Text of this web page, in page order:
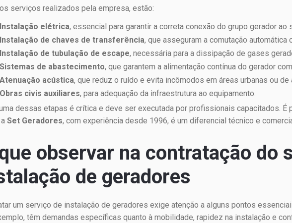
os serviços realizados pela empresa, estão:
Instalação elétrica, essencial para garantir a correta conexão do grupo gerador ao
Instalação de chaves de transferência, que asseguram a comutação automática
Instalação de tubulação de escape, necessária para a dissipação de gases
Sistemas de abastecimento, que garantem a alimentação contínua do gerador
Atenuação acústica, que reduz o ruído e evita incômodos em áreas urbanas ou
Obras civis auxiliares, para adequação da infraestrutura ao equipamento.
dessas etapas é crítica e deve ser executada por profissionais capacitados. É
aSet Geradores, com experiência desde 1996, é um diferencial técnico e
observar na contratação do
de geradores
um serviço de instalação de geradores exige atenção a alguns pontos
têm demandas específicas quanto à mobilidade, rapidez na instalação e